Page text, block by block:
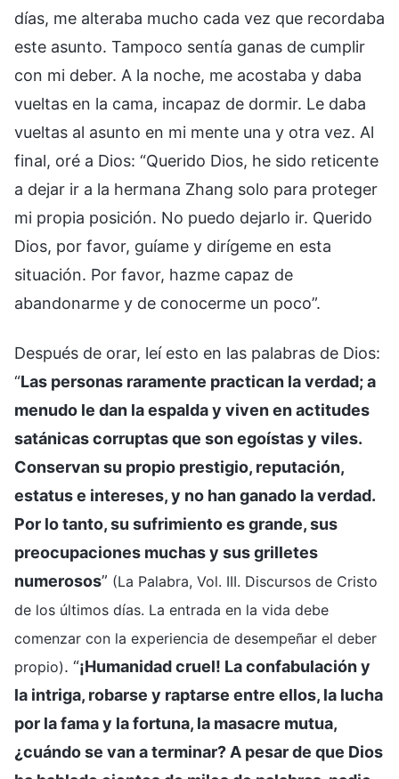
días, me alteraba mucho cada vez que recordaba
este asunto. Tampoco sentía ganas de cumplir
con mi deber. A la noche, me acostaba y daba
vueltas en la cama, incapaz de dormir. Le daba
vueltas al asunto en mi mente una y otra vez. Al
final, oré a Dios: “Querido Dios, he sido reticente
a dejar ir a la hermana Zhang solo para proteger
mi propia posición. No puedo dejarlo ir. Querido
Dios, por favor, guíame y dirígeme en esta
situación. Por favor, hazme capaz de
abandonarme y de conocerme un poco”.
Después de orar, leí esto en las palabras de Dios:
“Las personas raramente practican la verdad; a
menudo le dan la espalda y viven en actitudes
satánicas corruptas que son egoístas y viles.
Conservan su propio prestigio, reputación,
estatus e intereses, y no han ganado la verdad.
Por lo tanto, su sufrimiento es grande, sus
preocupaciones muchas y sus grilletes
numerosos” (La Palabra, Vol. III. Discursos de Cristo
de los últimos días. La entrada en la vida debe
comenzar con la experiencia de desempeñar el deber
propio). “¡Humanidad cruel! La confabulación y
la intriga, robarse y raptarse entre ellos, la lucha
por la fama y la fortuna, la masacre mutua,
¿cuándo se van a terminar? A pesar de que Dios